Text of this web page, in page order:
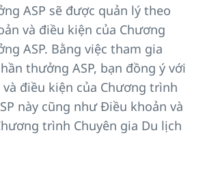
ASP sẽ được quản lý theo
và điều kiện của Chương
ASP. Bằng việc tham gia
thưởng ASP, bạn đồng ý với
điều kiện của Chương trình
này cũng như Điều khoản và
trình Chuyên gia Du lịch